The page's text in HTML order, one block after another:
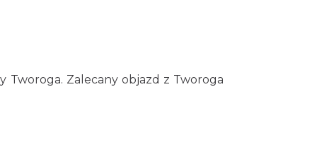
Tworoga. Zalecany objazd z Tworoga